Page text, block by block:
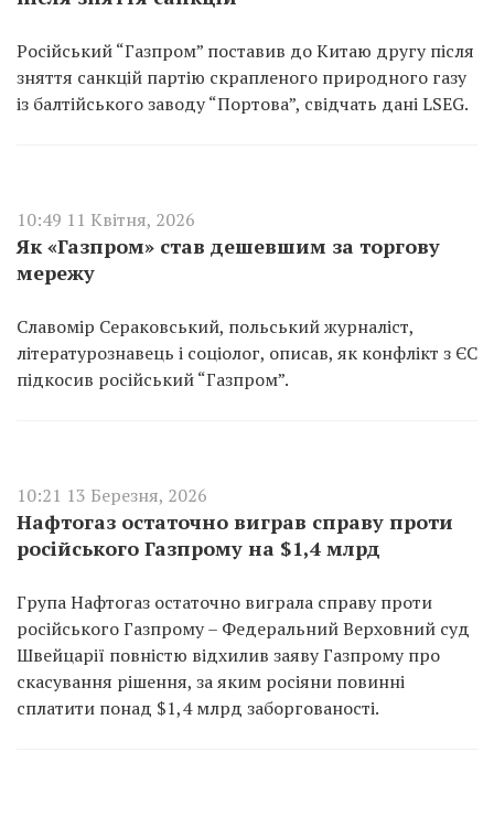
Російський “Газпром” поставив до Китаю другу після
зняття санкцій партію скрапленого природного газу
із балтійського заводу “Портова”, свідчать дані LSEG.
10:49 11 Квітня, 2026
Як «Газпром» став дешевшим за торгову
мережу
Славомір Сераковський, польський журналіст,
літературознавець і соціолог, описав, як конфлікт з ЄС
підкосив російський “Газпром”.
10:21 13 Березня, 2026
Нафтогаз остаточно виграв справу проти
російського Газпрому на $1,4 млрд
Група Нафтогаз остаточно виграла справу проти
російського Газпрому – Федеральний Верховний суд
Швейцарії повністю відхилив заяву Газпрому про
скасування рішення, за яким росіяни повинні
сплатити понад $1,4 млрд заборгованості.